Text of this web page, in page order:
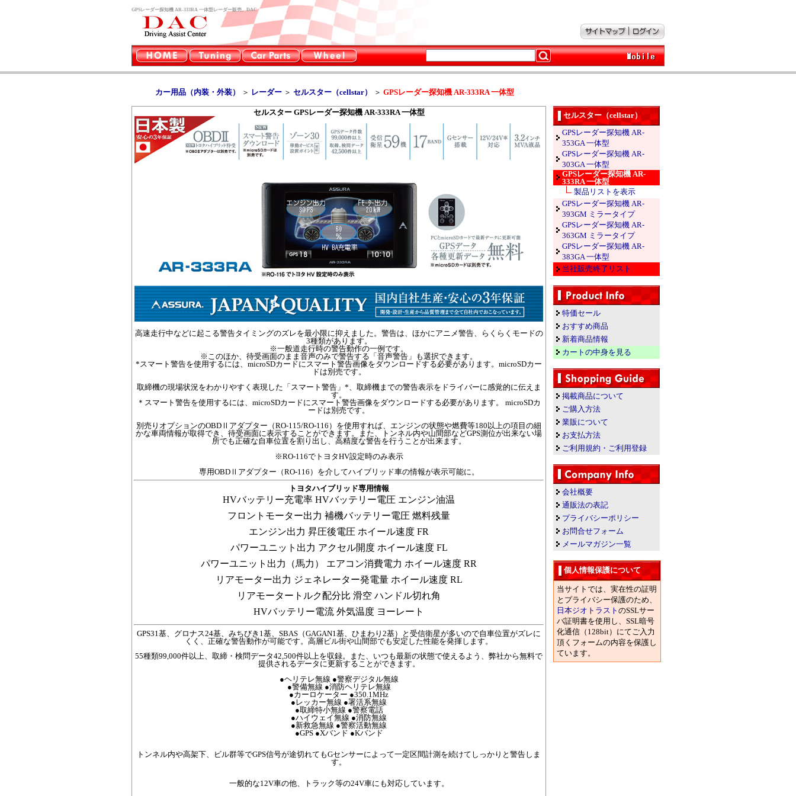
GPSレーダー探知機 AR-333RA 一体型レーダー販売。DAC
カー用品（内装・外装） ＞ レーダー ＞ セルスター（cellstar） ＞ GPSレーダー探知機 AR-333RA 一体型
セルスター GPSレーダー探知機 AR-333RA 一体型
高速走行中などに起こる警告タイミングのズレを最小限に抑えました。警告は、ほかにアニメ警告、らくらくモードの
3種類があります。
※一般道走行時の警告動作の一例です。
※このほか、待受画面のまま音声のみで警告する「音声警告」も選択できます。
*スマート警告を使用するには、microSDカードにスマート警告画像をダウンロードする必要があります。microSDカー
ドは別売です。
取締機の現場状況をわかりやすく表現した「スマート警告」*、取締機までの警告表示をドライバーに感覚的に伝えま
す。
＊スマート警告を使用するには、microSDカードにスマート警告画像をダウンロードする必要があります。 microSDカ
ードは別売です。
別売りオプションのOBDⅡアダプター（RO-115/RO-116）を使用すれば、エンジンの状態や燃費等180以上の項目の細
かな車両情報が取得でき、待受画面に表示することができます。また、トンネル内や山間部などGPS測位が出来ない場
所でも正確な自車位置を割り出し、高精度な警告を行うことが出来ます。
※RO-116でトヨタHV設定時のみ表示
専用OBDⅡアダプター（RO-116）を介してハイブリッド車の情報が表示可能に。
トヨタハイブリッド専用情報
HVバッテリー充電率 HVバッテリー電圧 エンジン油温
フロントモーター出力 補機バッテリー電圧 燃料残量
エンジン出力 昇圧後電圧 ホイール速度 FR
パワーユニット出力 アクセル開度 ホイール速度 FL
パワーユニット出力（馬力）
エアコン消費電力 ホイール速度 RR
リアモーター出力 ジェネレーター発電量 ホイール速度 RL
リアモータートルク配分比 滑空 ハンドル切れ角
HVバッテリー電流 外気温度 ヨーレート
GPS31基、グロナス24基、みちびき1基、SBAS（GAGAN1基、ひまわり2基）と受信衛星が多いので自車位置がズレに
くく、正確な警告動作が可能です。高層ビル街や山間部でも安定した性能を発揮します。
55種類99,000件以上、取締・検問データ42,500件以上を収録。また、いつも最新の状態で使えるよう、弊社から無料で
提供されるデータに更新することができます。
●ヘリテレ無線 ●警察デジタル無線
●警備無線 ●消防ヘリテレ無線
●カーロケーター ●350.1MHz
●レッカー無線 ●署活系無線
●取締特小無線 ●警察電話
●ハイウェイ無線 ●消防無線
●新救急無線 ●警察活動無線
●GPS ●Xバンド ●Kバンド
トンネル内や高架下、ビル群等でGPS信号が途切れてもGセンサーによって一定区間計測を続けてしっかりと警告しま
す。
一般的な12V車の他、トラック等の24V車にも対応しています。
セルスター（cellstar）
GPSレーダー探知機 AR-
353GA 一体型
GPSレーダー探知機 AR-
303GA 一体型
GPSレーダー探知機 AR-
333RA 一体型
製品リストを表示
GPSレーダー探知機 AR-
393GM ミラータイプ
GPSレーダー探知機 AR-
363GM ミラータイプ
GPSレーダー探知機 AR-
383GA 一体型
当社販売終了リスト
特価セール
おすすめ商品
新着商品情報
カートの中身を見る
掲載商品について
ご購入方法
業販について
お支払方法
ご利用規約・ご利用登録
会社概要
通販法の表記
プライバシーポリシー
お問合せフォーム
メールマガジン一覧
個人情報保護について
当サイトでは、実在性の証明
とプライバシー保護のため、
日本ジオトラスト のSSLサー
バ証明書を使用し、SSL暗号
化通信（128bit）にてご入力
頂くフォームの内容を保護し
ています。